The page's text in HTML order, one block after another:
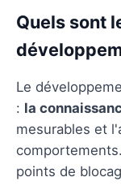
Quels sont
Le
: la
mesurables et
points de